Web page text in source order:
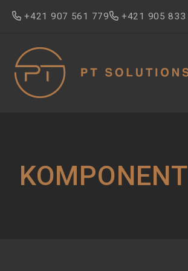
Direkt
+421 907 561 779 +421 905